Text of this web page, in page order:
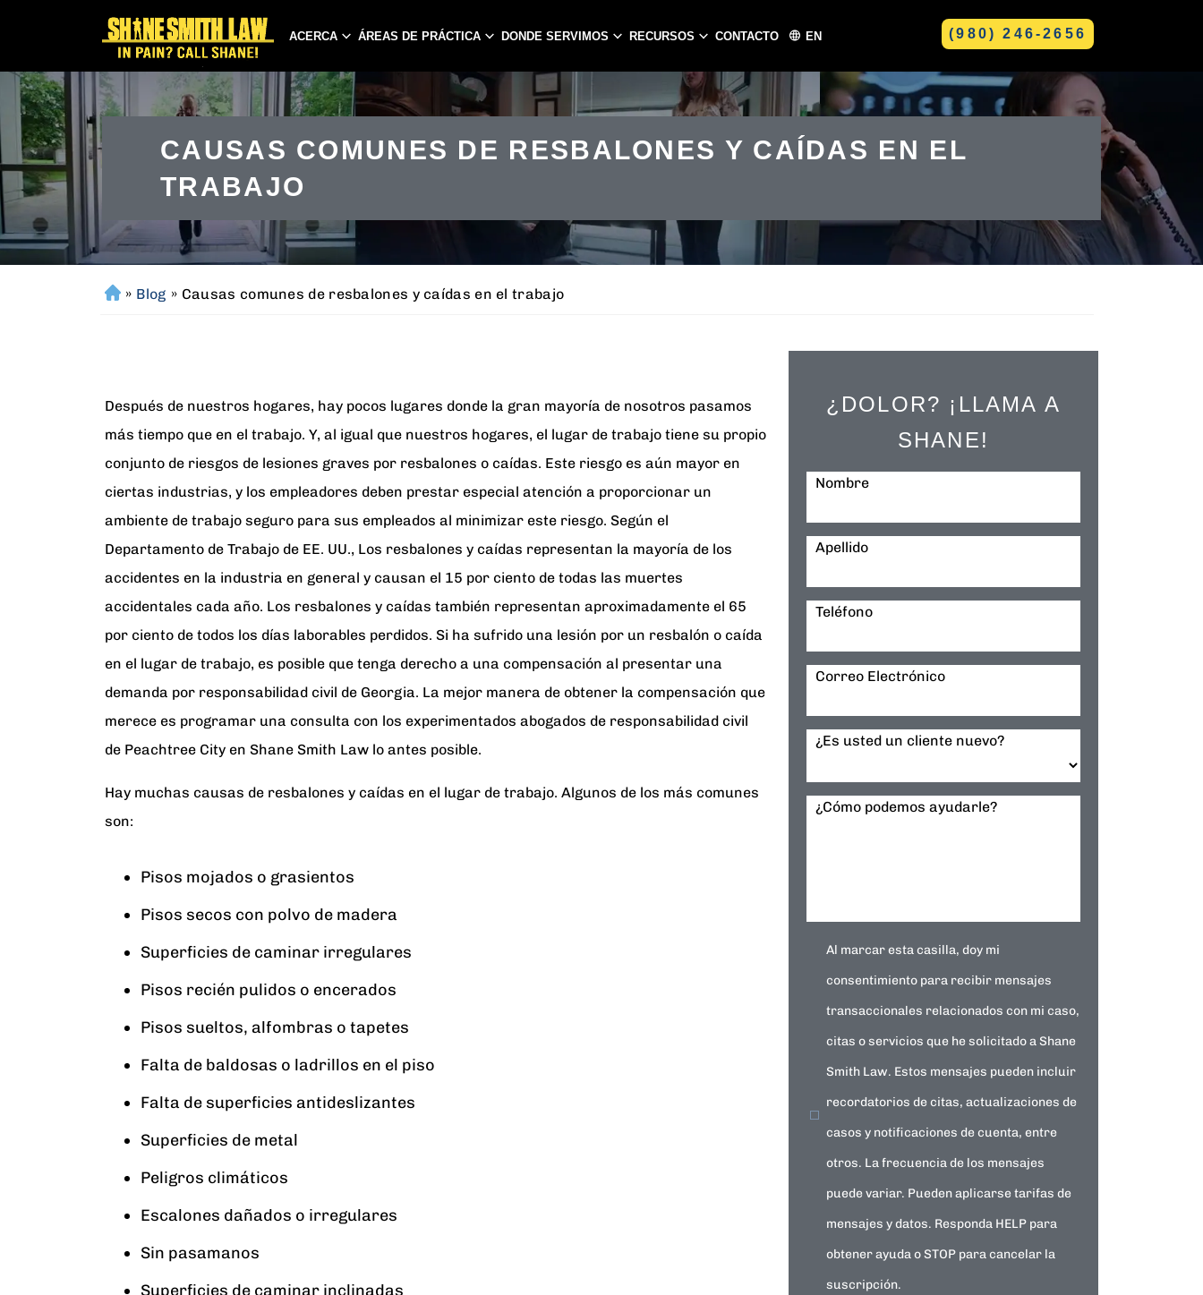
ACERCA ÁREAS DE PRÁCTICA DONDE SERVIMOS
PEACHTREE CITY GASTONIA
MATTHEWS
RECURSOS CONTACTO EN (980) 246-2656
CAUSAS COMUNES DE RESBALONES Y CAÍDAS EN EL
TRABAJO
H
» Blog » Causas comunes de resbalones y caídas en el trabajo
Después de nuestros hogares, hay pocos lugares donde la gran mayoría de nosotros pasamos
más tiempo que en el trabajo. Y, al igual que nuestros hogares, el lugar de trabajo tiene su propio
conjunto de riesgos de lesiones graves por resbalones o caídas. Este riesgo es aún mayor en
ciertas industrias, y los empleadores deben prestar especial atención a proporcionar un
ambiente de trabajo seguro para sus empleados al minimizar este riesgo. Según el
Departamento de Trabajo de EE. UU., Los resbalones y caídas representan la mayoría de los
accidentes en la industria en general y causan el 15 por ciento de todas las muertes
accidentales cada año. Los resbalones y caídas también representan aproximadamente el 65
por ciento de todos los días laborables perdidos. Si ha sufrido una lesión por un resbalón o caída
en el lugar de trabajo, es posible que tenga derecho a una compensación al presentar una
demanda por responsabilidad civil de Georgia. La mejor manera de obtener la compensación que
merece es programar una consulta con los experimentados abogados de responsabilidad civil
de Peachtree City en Shane Smith Law lo antes posible.
Hay muchas causas de resbalones y caídas en el lugar de trabajo. Algunos de los más comunes
son:
Pisos mojados o grasientos
Pisos secos con polvo de madera
Superficies de caminar irregulares
Pisos recién pulidos o encerados
Pisos sueltos, alfombras o tapetes
Falta de baldosas o ladrillos en el piso
Falta de superficies antideslizantes
Superficies de metal
Peligros climáticos
Escalones dañados o irregulares
Sin pasamanos
Superficies de caminar inclinadas
¿DOLOR? ¡LLAMA A
SHANE!
Nombre
Apellido
Teléfono
Correo Electrónico
¿Es usted un cliente nuevo?
¿Cómo podemos ayudarle?
Al marcar esta casilla, doy mi
consentimiento para recibir mensajes
transaccionales relacionados con mi caso,
citas o servicios que he solicitado a Shane
Smith Law. Estos mensajes pueden incluir
recordatorios de citas, actualizaciones de
casos y notificaciones de cuenta, entre
otros. La frecuencia de los mensajes
puede variar. Pueden aplicarse tarifas de
mensajes y datos. Responda HELP para
obtener ayuda o STOP para cancelar la
suscripción.